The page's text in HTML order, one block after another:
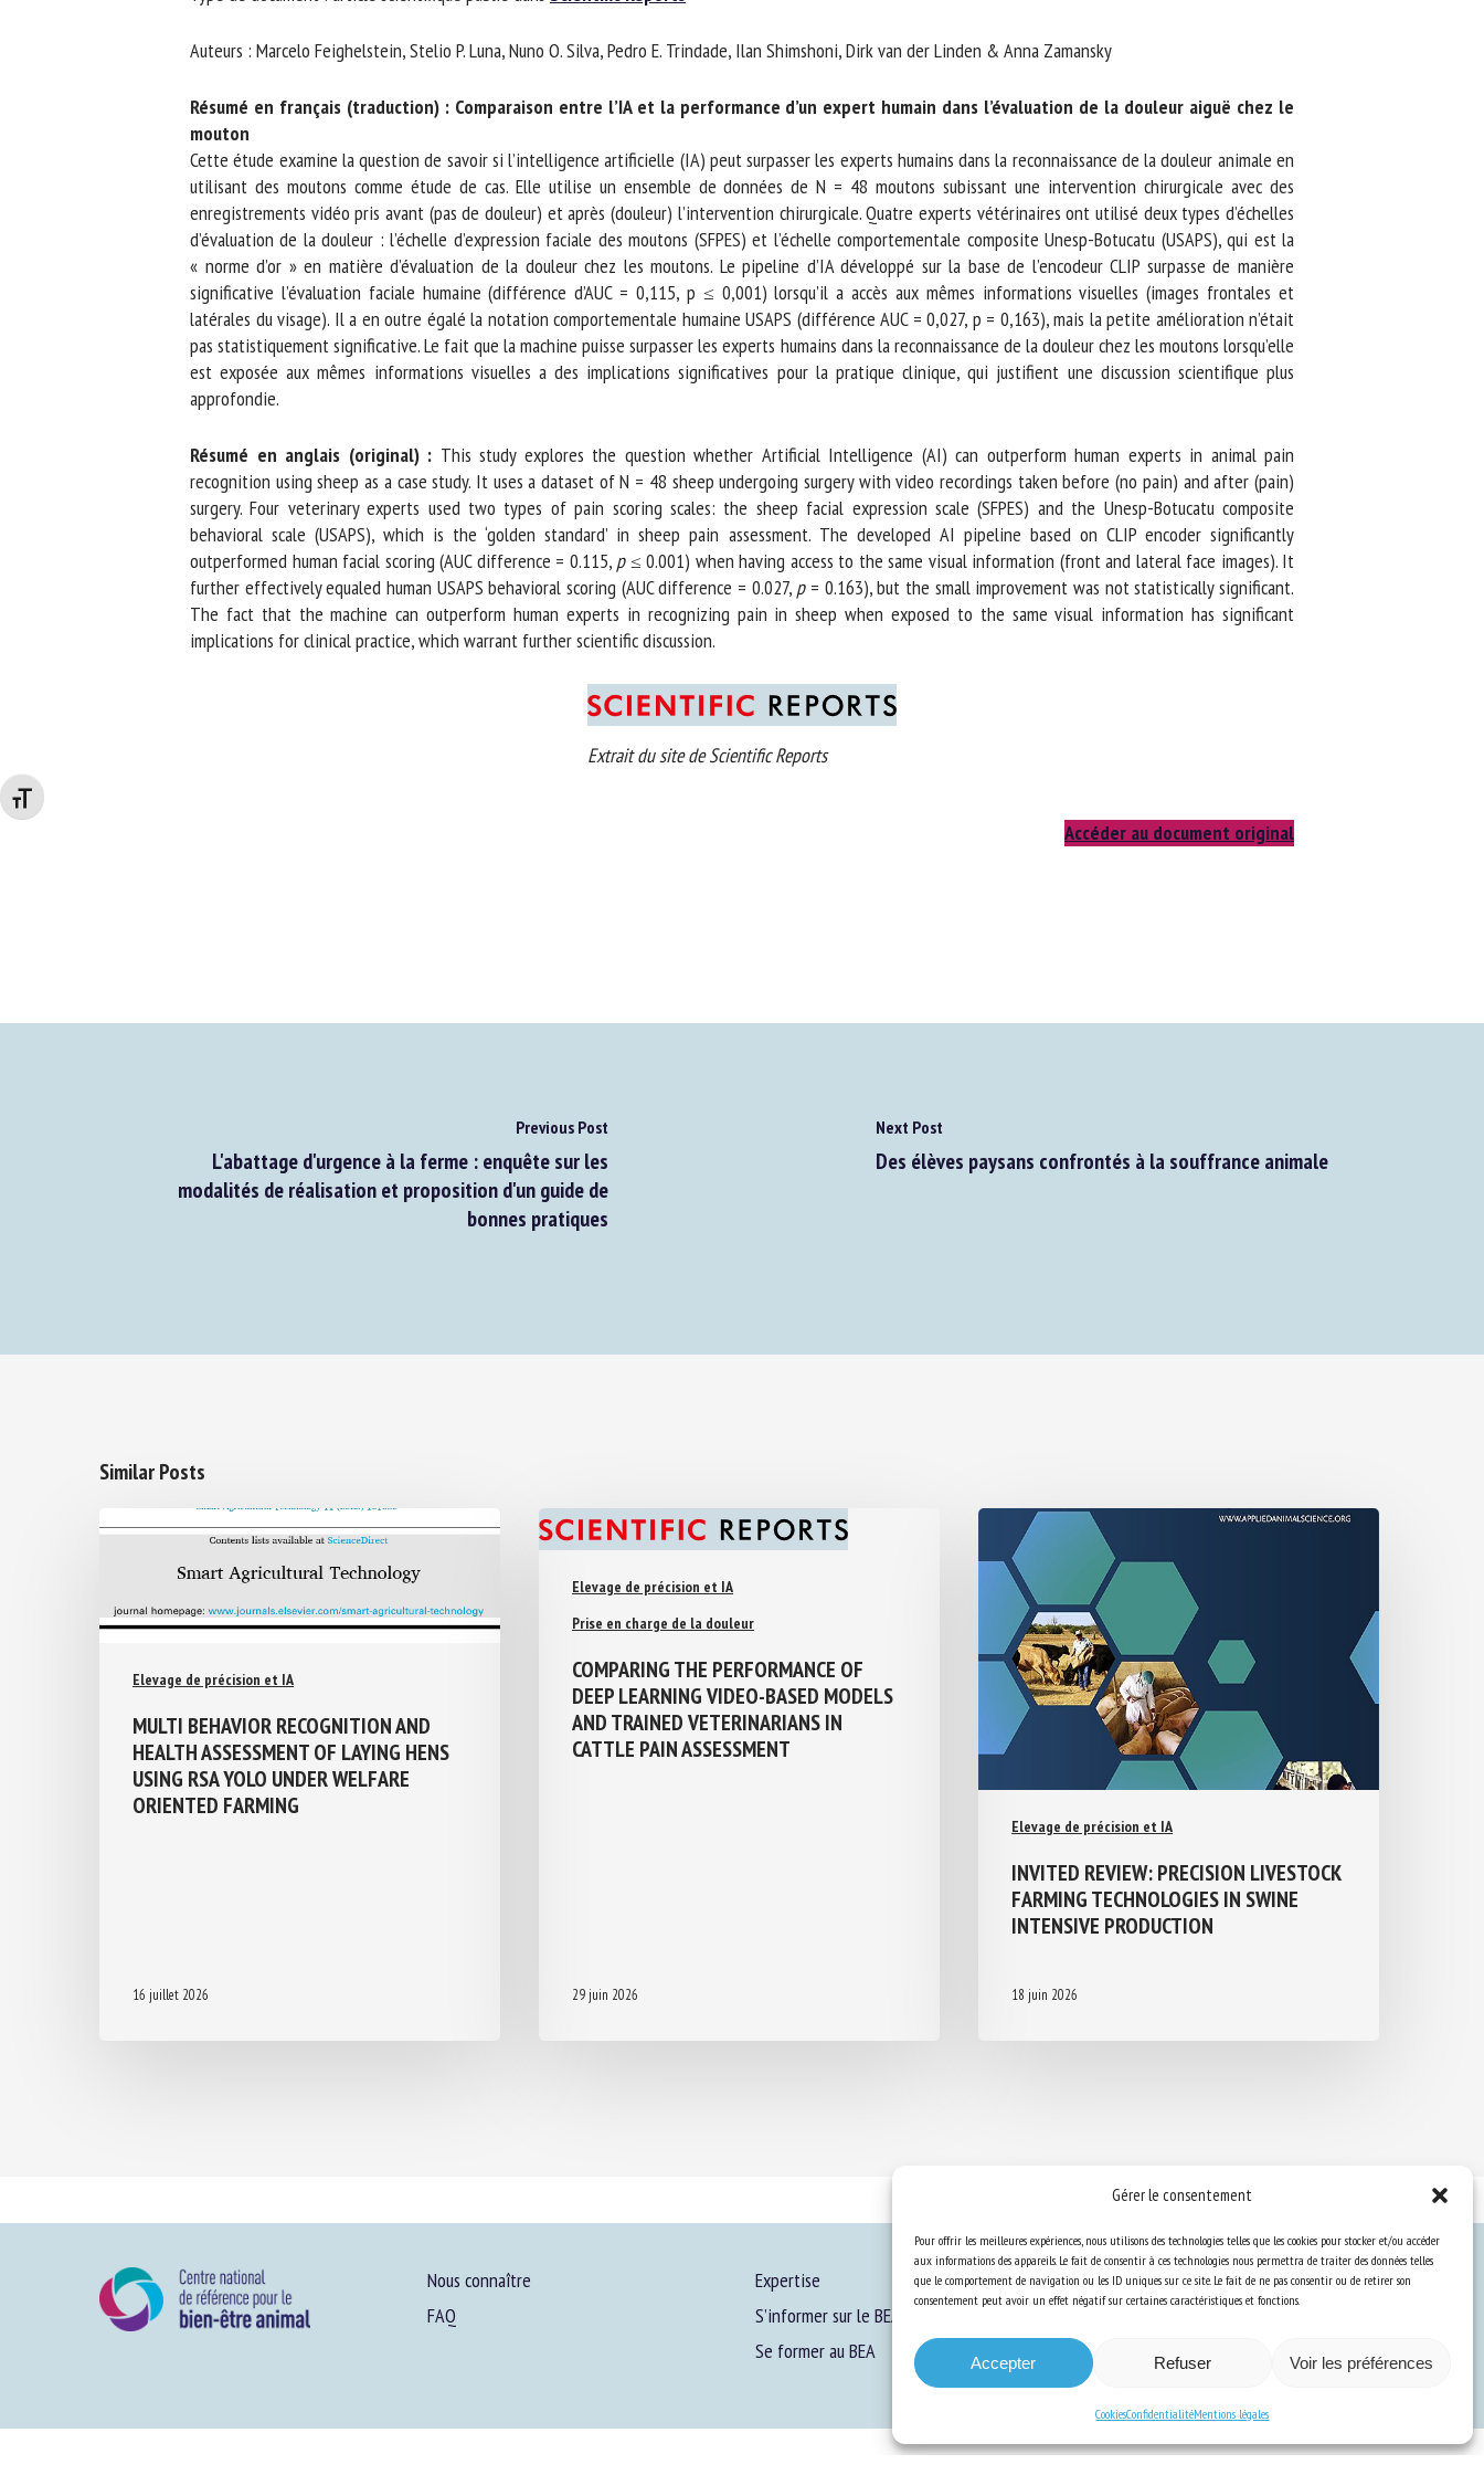
Gérer le consentement
Pour offrir les meilleures expériences, nous utilisons des technologies telles que les cookies pour stocker et/ou accéder
aux informations des appareils. Le fait de consentir à ces technologies nous permettra de traiter des données telles
que le comportement de navigation ou les ID uniques sur ce site. Le fait de ne pas consentir ou de retirer son
consentement peut avoir un effet négatif sur certaines caractéristiques et fonctions.
Accepter Refuser Voir les préférences
CookiesConfidentialitéMentions légales
Changer la taille de la police
Auteurs : Marcelo Feighelstein, Stelio P. Luna, Nuno O. Silva, Pedro E. Trindade, Ilan Shimshoni, Dirk van der Linden & Anna Zamansky
Résumé en français (traduction) : Comparaison entre l’IA et la performance d’un expert humain dans l’évaluation de la douleur aiguë chez le
mouton
Cette étude examine la question de savoir si l’intelligence artificielle (IA) peut surpasser les experts humains dans la reconnaissance de la douleur animale en
utilisant des moutons comme étude de cas. Elle utilise un ensemble de données de N = 48 moutons subissant une intervention chirurgicale avec des
enregistrements vidéo pris avant (pas de douleur) et après (douleur) l’intervention chirurgicale. Quatre experts vétérinaires ont utilisé deux types d’échelles
d’évaluation de la douleur : l’échelle d’expression faciale des moutons (SFPES) et l’échelle comportementale composite Unesp-Botucatu (USAPS), qui est la
« norme d’or » en matière d’évaluation de la douleur chez les moutons. Le pipeline d’IA développé sur la base de l’encodeur CLIP surpasse de manière
significative l’évaluation faciale humaine (différence d’AUC = 0,115, p ≤ 0,001) lorsqu’il a accès aux mêmes informations visuelles (images frontales et
latérales du visage). Il a en outre égalé la notation comportementale humaine USAPS (différence AUC = 0,027, p = 0,163), mais la petite amélioration n’était
pas statistiquement significative. Le fait que la machine puisse surpasser les experts humains dans la reconnaissance de la douleur chez les moutons lorsqu’elle
est exposée aux mêmes informations visuelles a des implications significatives pour la pratique clinique, qui justifient une discussion scientifique plus
approfondie.
Résumé en anglais (original) : This study explores the question whether Artificial Intelligence (AI) can outperform human experts in animal pain
recognition using sheep as a case study. It uses a dataset of N = 48 sheep undergoing surgery with video recordings taken before (no pain) and after (pain)
surgery. Four veterinary experts used two types of pain scoring scales: the sheep facial expression scale (SFPES) and the Unesp-Botucatu composite
behavioral scale (USAPS), which is the ‘golden standard’ in sheep pain assessment. The developed AI pipeline based on CLIP encoder significantly
outperformed human facial scoring (AUC difference = 0.115,p ≤ 0.001) when having access to the same visual information (front and lateral face images). It
further effectively equaled human USAPS behavioral scoring (AUC difference = 0.027,p = 0.163), but the small improvement was not statistically significant.
The fact that the machine can outperform human experts in recognizing pain in sheep when exposed to the same visual information has significant
implications for clinical practice, which warrant further scientific discussion.
Extrait du site de Scientific Reports
Accéder au document original
Previous Post
L'abattage d'urgence à la ferme : enquête sur les
modalités de réalisation et proposition d'un guide de
bonnes pratiques
Next Post
Des élèves paysans confrontés à la souffrance animale
Similar Posts
Elevage de précision et IA
MULTI BEHAVIOR RECOGNITION AND
HEALTH ASSESSMENT OF LAYING HENS
USING RSA YOLO UNDER WELFARE
ORIENTED FARMING
16 juillet 2026
Elevage de précision et IA
Prise en charge de la douleur
COMPARING THE PERFORMANCE OF
DEEP LEARNING VIDEO-BASED MODELS
AND TRAINED VETERINARIANS IN
CATTLE PAIN ASSESSMENT
29 juin 2026
Elevage de précision et IA
INVITED REVIEW: PRECISION
LIVESTOCK FARMING TECHNOLOGIES IN
SWINE INTENSIVE PRODUCTION
18 juin 2026
Nous connaître
FAQ
Expertise
S’informer sur le BEA
Se former au BEA
Ressources
*
Organisme
E-mail *
En soumettant ce formulaire, j'accepte que les informations saisies soient
utilisées dans le cadre de la relation avec le CNR BEA. *
Les champs suivis de * sont obligatoires